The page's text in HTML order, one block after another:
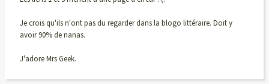
Je crois qu'ils n'ont pas du regarder dans la blogo littéraire. Doit y
avoir 90% de nanas.
J'adore Mrs Geek.